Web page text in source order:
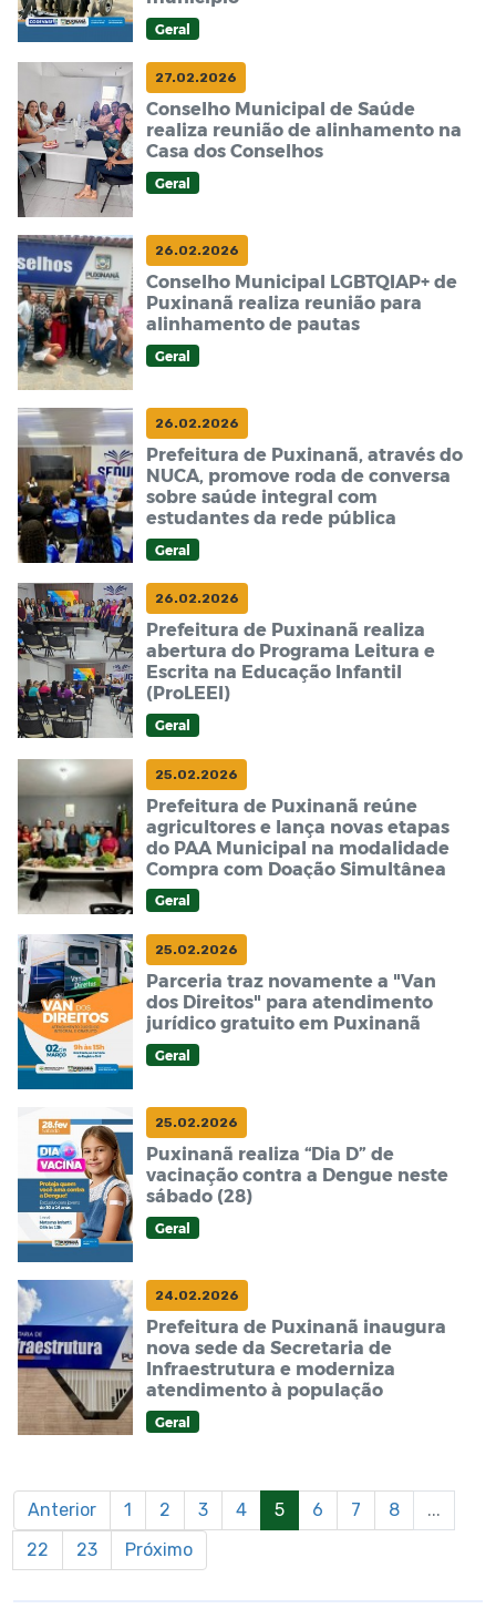
Geral
27.02.2026
Conselho Municipal de Saúde
realiza reunião de alinhamento na
Casa dos Conselhos
Geral
26.02.2026
Conselho Municipal LGBTQIAP+ de
Puxinanã realiza reunião para
alinhamento de pautas
Geral
26.02.2026
Prefeitura de Puxinanã, através do
NUCA, promove roda de conversa
sobre saúde integral com
estudantes da rede pública
Geral
26.02.2026
Prefeitura de Puxinanã realiza
abertura do Programa Leitura e
Escrita na Educação Infantil
(ProLEEI)
Geral
25.02.2026
Prefeitura de Puxinanã reúne
agricultores e lança novas etapas
do PAA Municipal na modalidade
Compra com Doação Simultânea
Geral
25.02.2026
Parceria traz novamente a "Van
dos Direitos" para atendimento
jurídico gratuito em Puxinanã
Geral
25.02.2026
Puxinanã realiza “Dia D” de
vacinação contra a Dengue neste
sábado (28)
Geral
24.02.2026
Prefeitura de Puxinanã inaugura
nova sede da Secretaria de
Infraestrutura e moderniza
atendimento à população
Geral
Anterior 1 2 3 4 5 6 7 8
...
22
23 Próximo